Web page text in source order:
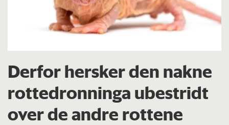
Derfor hersker den nakne
rottedronninga ubestridt
over de andre rottene